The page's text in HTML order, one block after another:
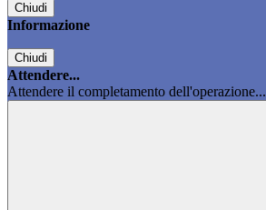
Chiudi
Informazione
Chiudi
Attendere...
Attendere il completamento dell'operazione...